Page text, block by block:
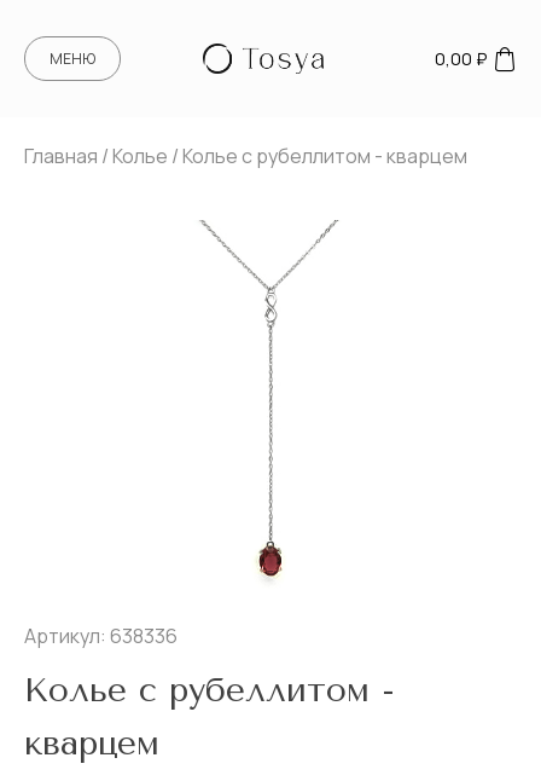
МЕНЮ 0,00 ₽
Главная /Колье / Колье с рубеллитом - кварцем
Артикул: 638336
Колье с рубеллитом -
кварцем